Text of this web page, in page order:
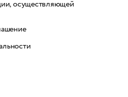
осуществляющей